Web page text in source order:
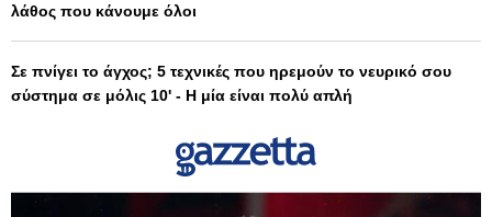
λάθος που κάνουμε όλοι
Σε πνίγει το άγχος; 5 τεχνικές που ηρεμούν το νευρικό σου
σύστημα σε μόλις 10' - Η μία είναι πολύ απλή